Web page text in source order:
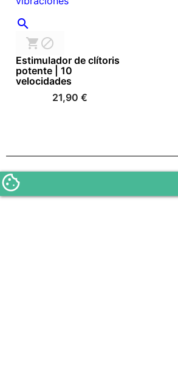

 
Estimulador de clítoris
potente | 10
velocidades
21,90 €